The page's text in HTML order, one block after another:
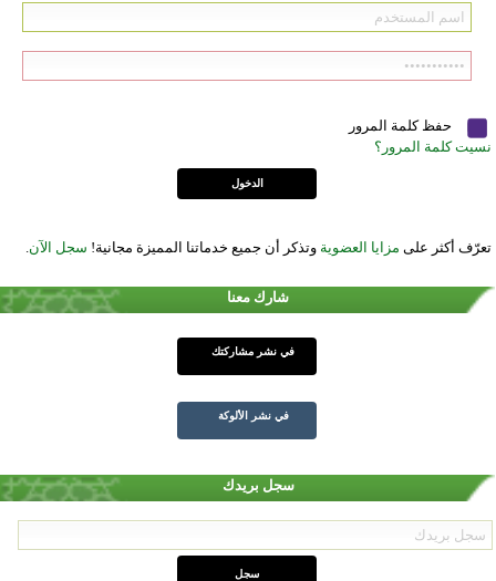
حفظ كلمة المرور
نسيت كلمة المرور؟
تعرّف أكثر على مزايا العضوية وتذكر أن جميع خدماتنا المميزة مجانية! سجل الآن
شارك معنا
في نشر مشاركتك
في نشر الألوكة
سجل بريدك